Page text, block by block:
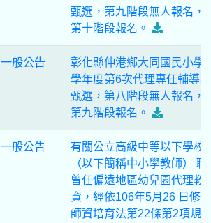
甄選，第九階段無人報名，
第十階段報名。
一般公告
彰化縣伸港鄉大同國民小學
學年度第6次代理專任輔導
甄選，第八階段無人報名，
第九階段報名。
一般公告
有關公立高級中等以下學校
（以下簡稱中小學教師） 職
曾任偏遠地區幼兒園代理教
資，經依106年5月26 日修
師資培育法第22條第2項規